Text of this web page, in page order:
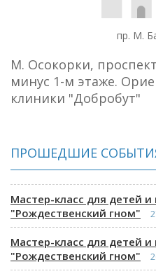
пр. М.
М. Осокорки,
минус 1-м этаже.
клиники "Добробут"
ПРОШЕДШИЕ
Мастер-класс для детей и
"Рождественский гном"
Мастер-класс для детей и
"Рождественский гном"